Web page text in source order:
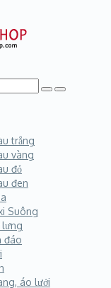
trắng
vàng
đỏ
đen
Suông
lưng
đáo
áo lưới